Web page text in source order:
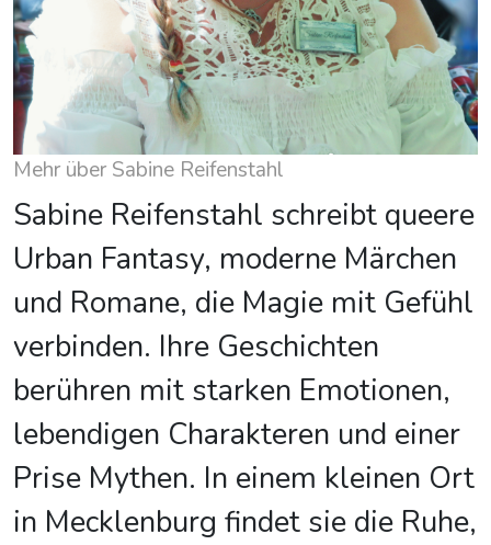
Mehr über Sabine Reifenstahl
Sabine Reifenstahl schreibt queere
Urban Fantasy, moderne Märchen
und Romane, die Magie mit Gefühl
verbinden. Ihre Geschichten
berühren mit starken Emotionen,
lebendigen Charakteren und einer
Prise Mythen. In einem kleinen Ort
in Mecklenburg findet sie die Ruhe,